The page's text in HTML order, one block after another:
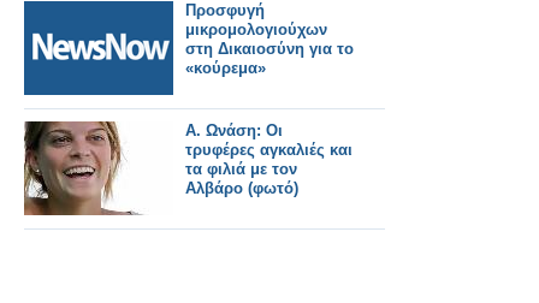
Προσφυγή
μικρομολογιούχων
στη Δικαιοσύνη για το
«κούρεμα»
Α. Ωνάση: Οι
τρυφέρες αγκαλιές και
τα φιλιά με τον
Αλβάρο (φωτό)